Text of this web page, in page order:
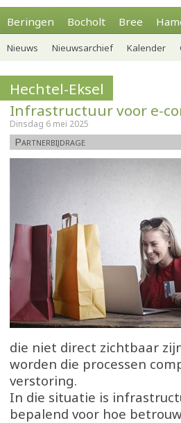
Beringen Bocholt Bree
Nieuws Nieuwsarchief Kalender
Hechtel-Eksel
Infrastructuur voor e-
Dinsdag 6 mei 2025
Partnerbijdrage
die niet direct zichtbaar
worden die processen
verstoring.
In die situatie is
bepalend voor hoe